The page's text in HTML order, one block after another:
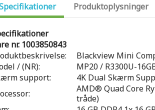
Produktoplysninger
nr. 1003850843
Blackview Mini
/ (NR):
MP20 / R3300U-
support:
4K Dual Skærm
AMD® Quad Core
tråde)